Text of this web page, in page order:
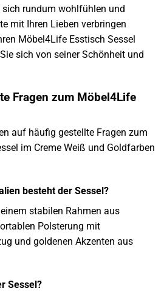
sich rundum wohlfühlen und
mit Ihren Lieben verbringen
Möbel4Life Esstisch Sessel
sich von seiner Schönheit und
Fragen zum Möbel4Life
auf häufig gestellte Fragen zum
im Creme Weiß und Goldfarben
besteht der Sessel?
stabilen Rahmen aus
Polsterung mit
und goldenen Akzenten aus
Sessel?